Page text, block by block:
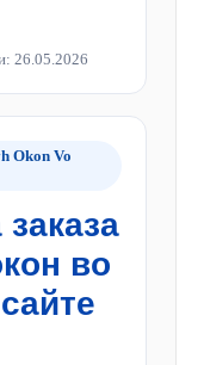
26.05.2026
Okon Vo
во